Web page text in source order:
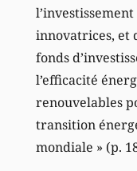
innovatrices, et
fonds
l’efficacité
renouvelables
transition
mondiale » (p.